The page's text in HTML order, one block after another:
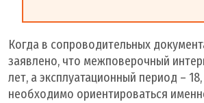
Когда в сопроводительных
заявлено, что межповерочный
лет, а эксплуатационный период –
необходимо ориентироваться